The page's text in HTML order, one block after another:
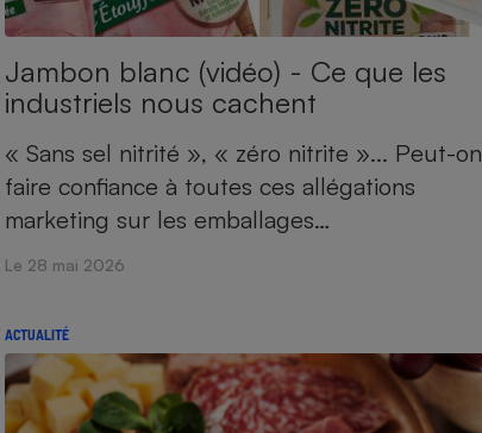
Jambon blanc (vidéo) - Ce que les
industriels nous cachent
« Sans sel nitrité », « zéro nitrite »... Peut-on
faire confiance à toutes ces allégations
marketing sur les emballages…
Le 28 mai 2026
ACTUALITÉ
de champagne
Assurance vie
en ligne
- Ustensile
Lave-vaisselle
Ordinateur portable
Aide auditive
Crème solaire